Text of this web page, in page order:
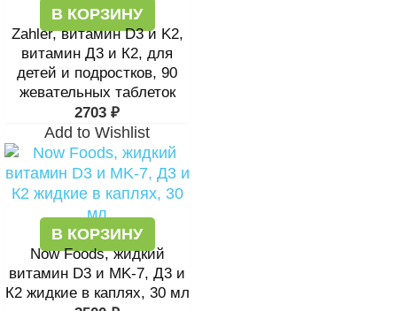
В КОРЗИНУ
Zahler, витамин D3 и K2,
витамин Д3 и К2, для
детей и подростков, 90
жевательных таблеток
2703 ₽
Add to Wishlist
В КОРЗИНУ
Now Foods, жидкий
витамин D3 и MK-7, Д3 и
К2 жидкие в каплях, 30 мл